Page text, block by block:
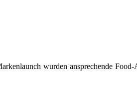
wurden ansprechende